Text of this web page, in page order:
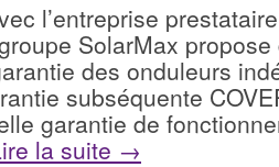
l’entreprise
SolarMax
des onduleurs
subséquente
garantie de
la suite →